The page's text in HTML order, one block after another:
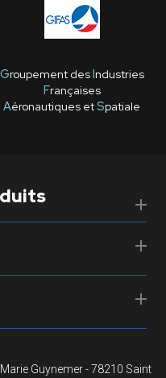
Groupement desIndustries
Françaises
Aéronautiques etSpatiale
Guynemer - 78210 Saint